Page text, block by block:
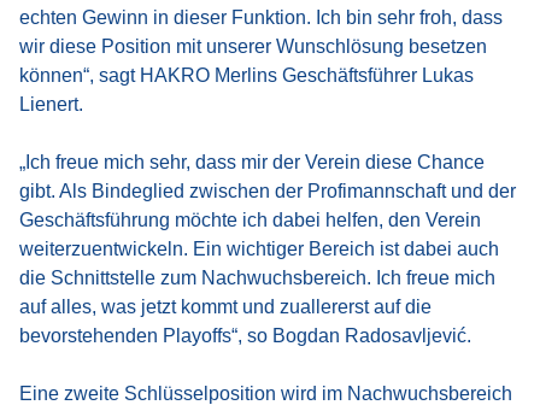
echten Gewinn in dieser Funktion. Ich bin sehr froh, dass
wir diese Position mit unserer Wunschlösung besetzen
können“, sagt HAKRO Merlins Geschäftsführer Lukas
Lienert.
„Ich freue mich sehr, dass mir der Verein diese Chance
gibt. Als Bindeglied zwischen der Profimannschaft und der
Geschäftsführung möchte ich dabei helfen, den Verein
weiterzuentwickeln. Ein wichtiger Bereich ist dabei auch
die Schnittstelle zum Nachwuchsbereich. Ich freue mich
auf alles, was jetzt kommt und zuallererst auf die
bevorstehenden Playoffs“, so Bogdan Radosavljević.
Eine zweite Schlüsselposition wird im Nachwuchsbereich